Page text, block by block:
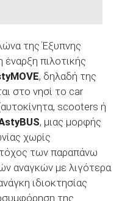
της Έξυπνης
έναρξη πιλοτικής
, δηλαδή της
στο νησί το car
scooters ή
, μιας μορφής
χωρίς
των παραπάνω
αναγκών με λιγότερα
ιδιοκτησίας
της